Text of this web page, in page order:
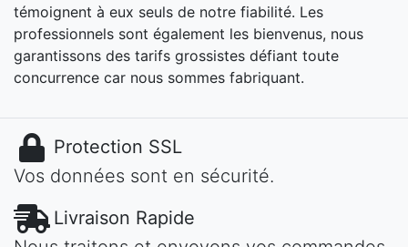
témoignent à eux seuls de notre fiabilité. Les
professionnels sont également les bienvenus, nous
garantissons des tarifs grossistes défiant toute
concurrence car nous sommes fabriquant.
Protection SSL
Vos données sont en sécurité.
Livraison Rapide